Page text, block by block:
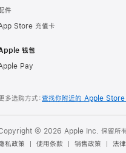
件
Store 充值卡
钱包
Pay
多选购方式：查找你附近的 Apple Store
© 2026 Apple Inc. 保留所有
私政策
使用条款 销售政策 法